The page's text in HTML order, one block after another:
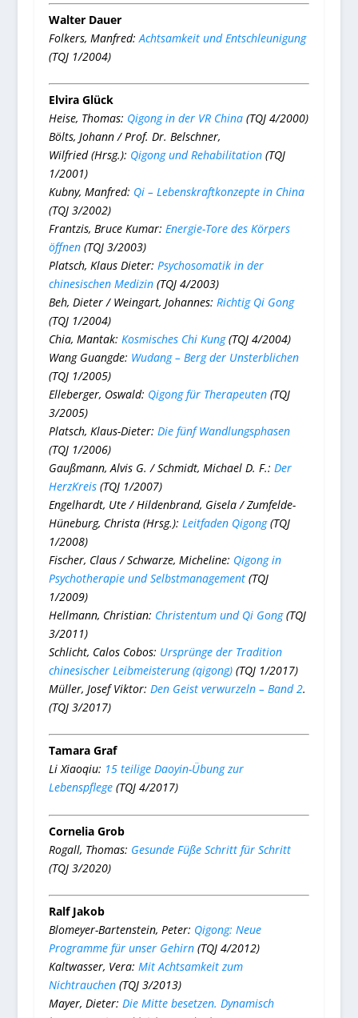
Walter Dauer
Folkers, Manfred: Achtsamkeit und Entschleunigung
(TQJ 1/2004)
Elvira Glück
Heise, Thomas: Qigong in der VR China(TQJ 4/2000)
Bölts, Johann / Prof. Dr. Belschner,
Wilfried (Hrsg.): Qigong und Rehabilitation(TQJ
1/2001)
Kubny, Manfred: Qi – Lebenskraftkonzepte in China
(TQJ 3/2002)
Frantzis, Bruce Kumar: Energie-Tore des Körpers
öffnen(TQJ 3/2003)
Platsch, Klaus Dieter: Psychosomatik in der
chinesischen Medizin(TQJ 4/2003)
Beh, Dieter / Weingart, Johannes: Richtig Qi Gong
(TQJ 1/2004)
Chia, Mantak: Kosmisches Chi Kung(TQJ 4/2004)
Wang Guangde: Wudang – Berg der Unsterblichen
(TQJ 1/2005)
Elleberger, Oswald: Qigong für Therapeuten(TQJ
3/2005)
Platsch, Klaus-Dieter: Die fünf Wandlungsphasen
(TQJ 1/2006)
Gaußmann, Alvis G. / Schmidt, Michael D. F.: Der
HerzKreis(TQJ 1/2007)
Engelhardt, Ute / Hildenbrand, Gisela / Zumfelde-
Hüneburg, Christa (Hrsg.): Leitfaden Qigong(TQJ
1/2008)
Fischer, Claus / Schwarze, Micheline: Qigong in
Psychotherapie und Selbstmanagement(TQJ
1/2009)
Hellmann, Christian: Christentum und Qi Gong(TQJ
3/2011)
Schlicht, Calos Cobos: Ursprünge der Tradition
chinesischer Leibmeisterung (qigong)(TQJ 1/2017)
Müller, Josef Viktor: Den Geist verwurzeln – Band 2.
(TQJ 3/2017)
Tamara Graf
LiXiaoqiu: 15 teilige Daoyin-Übung zur
Lebenspflege(TQJ 4/2017)
Cornelia Grob
Rogall, Thomas: Gesunde Füße Schritt für Schritt
(TQJ 3/2020)
Ralf Jakob
Blomeyer-Bartenstein, Peter: Qigong: Neue
Programme für unser Gehirn(TQJ 4/2012)
Kaltwasser, Vera: Mit Achtsamkeit zum
Nichtrauchen(TQJ 3/2013)
Mayer, Dieter: Die Mitte besetzen. Dynamisch